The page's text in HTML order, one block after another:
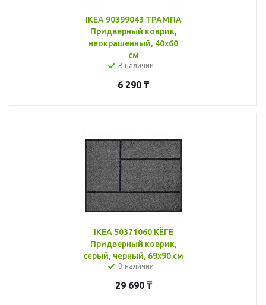
IKEA 90399043 ТРАМПА
Придверный коврик,
неокрашенный, 40x60
см
В наличии
6 290 ₸
IKEA 50371060 КЁГЕ
Придверный коврик,
серый, черный, 69x90 см
В наличии
29 690₸